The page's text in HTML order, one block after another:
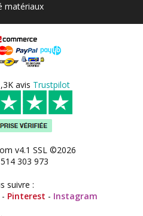
matériaux
avis Trustpilot
v4.1 SSL ©2026
303 973
suivre :
- Pinterest - Instagram